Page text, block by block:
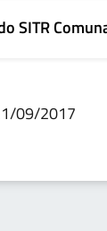
SITR
09/2017